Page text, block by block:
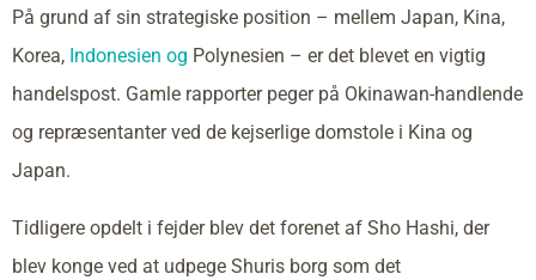
På grund af sin strategiske position – mellem Japan, Kina,
Korea, Indonesien og Polynesien – er det blevet en vigtig
handelspost. Gamle rapporter peger på Okinawan-handlende
og repræsentanter ved de kejserlige domstole i Kina og
Japan.
Tidligere opdelt i fejder blev det forenet af Sho Hashi, der
blev konge ved at udpege Shuris borg som det